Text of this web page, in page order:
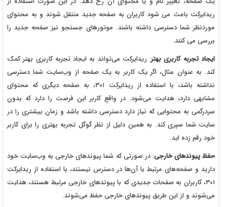
ریدایرکت باعث می شود کاربران به صفحه جدید منتقل شوند و به محتوای
موردنظر شما دسترسی داشته باشند. موتورهای جستجو نیز صفحه جدید را
بررسی می کنند.
ایجاد تجربه کاربری بهتر: ریدایرکت می‌تواند به ایجاد تجربه کاربری بهتر کمک
کند. به عنوان مثال، اگر یک کاربر به یک صفحه از وب‌سایت شما دسترسی
نداشته باشد، با استفاده از ریدایرکت ۳۰۱، به صفحه دیگری که محتوای
مشابهی دارد، هدایت می‌شود. در واقع کاربر این فرصت را دارد که بدون
سردرگمی به محتوایی که نیاز دارد دسترسی داشته باشد و زمان بیشتری را در
سایت شما سپری کند. به همین دلیل از نظر گوگل تجربه بهتری را برای کاربر
خود رقم زده اید.
حفظ پیوند‌های خارجی: در صورتی که شما پیوندهای خارجی به وب‌سایت خود
دارید و صفحه‌های مرتبط با آن‌ها در دسترس نیستند، با استفاده از ریدایرکت
۳۰۱، کاربران به صفحات جدیدی که با پیوندهای خارجی مرتبط هستند، هدایت
می‌شوند و از این طریق پیوند‌های خارجی حفظ می‌شوند.